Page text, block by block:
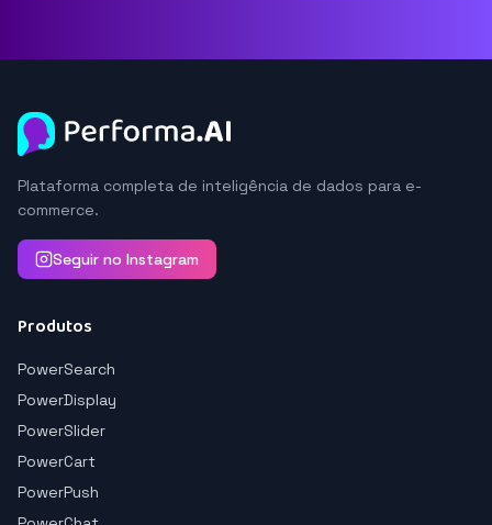
Plataforma completa de inteligência de dados para e-
commerce.
Seguir no Instagram
Produtos
PowerSearch
PowerDisplay
PowerSlider
PowerCart
PowerPush